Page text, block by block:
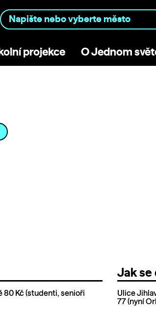
projekce O Jednom
80 Kč (studenti, senioři
Jak se
Ulice
77 (nyní